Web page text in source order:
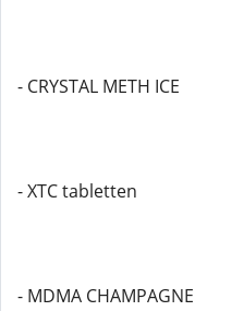
- CRYSTAL METH ICE
- XTC tabletten
- MDMA CHAMPAGNE